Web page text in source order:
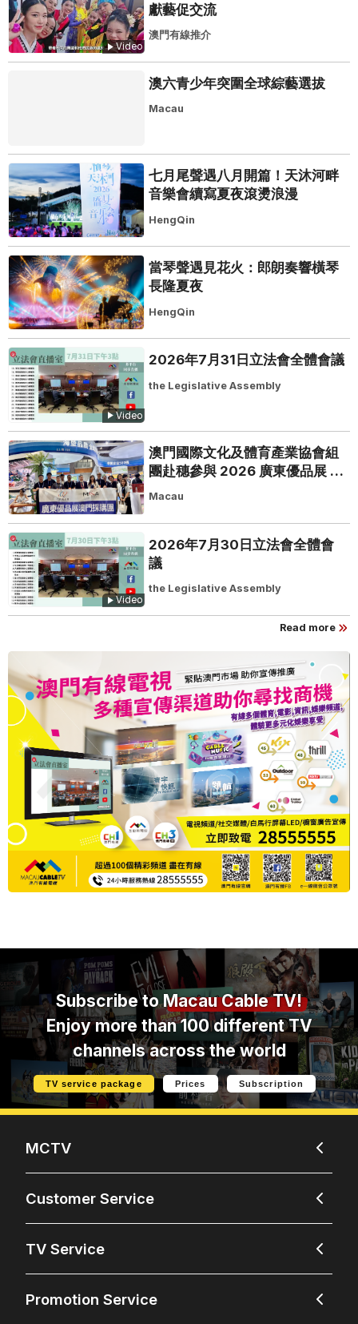
Video
獻藝促交流
澳門有線推介
澳六青少年突圍全球綜藝選拔
Macau
七月尾聲遇八月開篇！天沐河畔
音樂會續寫夏夜滾燙浪漫
HengQin
當琴聲遇見花火：郎朗奏響橫琴
長隆夏夜
HengQin
Video
2026年7月31日立法會全體會議
the Legislative Assembly
澳門國際文化及體育產業協會組
團赴穗參與 2026 廣東優品展 搭
建粵澳聯動橋樑助推粵品走向葡
Macau
Video
2026年7月30日立法會全體會
議
the Legislative Assembly
Read more
Subscribe toMacau Cable TV!
Enjoy more than 100 different TV
channels across the world
TV service package Prices Subscription
MCTV
Customer Service
TV Service
Promotion Service